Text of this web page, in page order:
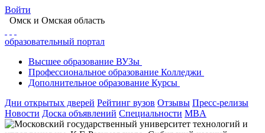
Войти
Омск и Омская область
образовательный портал
Высшее образование ВУЗы
Профессиональное образование Колледжи
Дополнительное образование Курсы
Дни открытых дверей Рейтинг вузов Отзывы Пресс-релизы
Новости Доска объявлений Специальности MBA